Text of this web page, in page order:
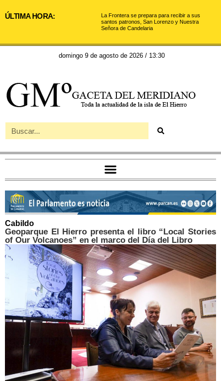
ÚLTIMA HORA:
La Frontera se prepara para recibir a sus
santos patronos, San Lorenzo y Nuestra
Señora de Candelaria
domingo 9 de agosto de 2026 / 13:30
Cabildo
Geoparque El Hierro presenta el libro “Local Stories
of Our Volcanoes” en el marco del Día del Libro